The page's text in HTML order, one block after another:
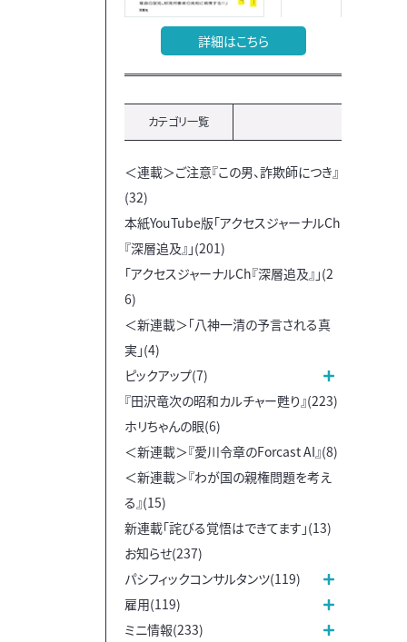
詳細はこちら
カテゴリ一覧
＜連載＞ご注意『この男、詐欺師につき』
(32)
本紙YouTube版「アクセスジャーナルCh
『深層追及』」(201)
「アクセスジャーナルCh『深層追及』」(2
6)
＜新連載＞「八神一清の予言される真
実」(4)
ピックアップ(7)
『田沢竜次の昭和カルチャー甦り』(223)
ホリちゃんの眼(6)
＜新連載＞『愛川令章のForcast AI』(8)
＜新連載＞『わが国の親権問題を考え
る』(15)
新連載「詫びる覚悟はできてます」(13)
お知らせ(237)
パシフィックコンサルタンツ(119)
雇用(119)
ミニ情報(233)